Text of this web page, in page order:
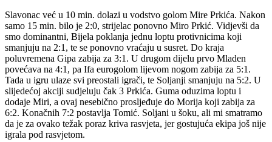
Slavonac već u 10 min. dolazi u vodstvo golom Mire Prkića. Nakon
samo 15 min. bilo je 2:0, strijelac ponovno Miro Prkić. Vidjevši da
smo dominantni, Bijela poklanja jednu loptu protivnicima koji
smanjuju na 2:1, te se ponovno vraćaju u susret. Do kraja
poluvremena Gipa zabija za 3:1. U drugom dijelu prvo Mladen
povećava na 4:1, pa Ifa eurogolom lijevom nogom zabija za 5:1.
Tada u igru ulaze svi preostali igrači, te Soljanji smanjuju na 5:2. U
slijedećoj akciji sudjeluju čak 3 Prkića. Guma oduzima loptu i
dodaje Miri, a ovaj nesebično prosljeđuje do Morija koji zabija za
6:2. Konačnih 7:2 postavlja Tomić. Soljani u šoku, ali mi smatramo
da je za ovako težak poraz kriva rasvjeta, jer gostujuća ekipa još nije
igrala pod rasvjetom.